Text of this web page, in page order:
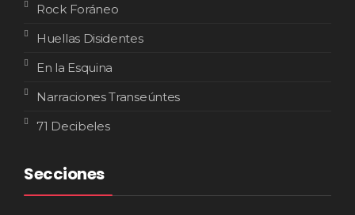
Rock Foráneo
Huellas Disidentes
En la Esquina
Narraciones Transeúntes
71 Decibeles
Secciones